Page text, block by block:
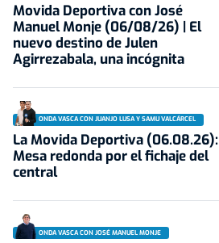
Movida Deportiva con José
Manuel Monje (06/08/26) | El
nuevo destino de Julen
Agirrezabala, una incógnita
ONDA VASCA CON JUANJO LUSA Y SAMU VALCÁRCEL
La Movida Deportiva (06.08.26):
Mesa redonda por el fichaje del
central
ONDA VASCA CON JOSÉ MANUEL MONJE